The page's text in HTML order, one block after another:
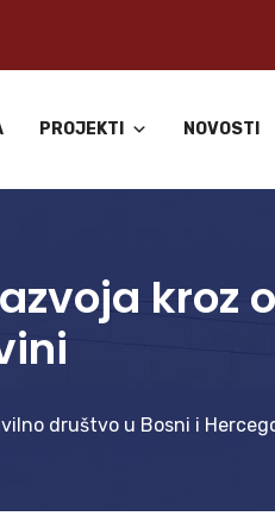
PROJEKTI NOVOSTI
kroz
društvo u Bosni i